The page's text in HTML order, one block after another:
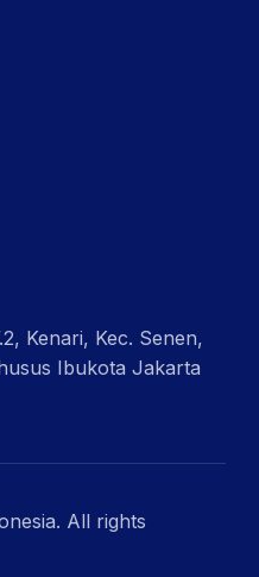
Kenari, Kec. Senen,
Ibukota Jakarta
All rights